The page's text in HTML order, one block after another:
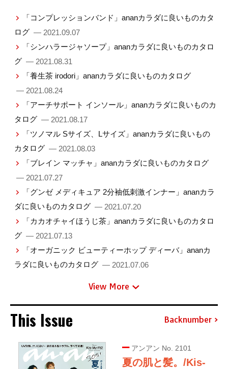
「コンプレッションバンド」ananカラダに良いものカタ
ログ — 2021.09.07
「シンハラージャソープ」ananカラダに良いものカタロ
グ — 2021.08.31
「養生茶 irodori」ananカラダに良いものカタログ
— 2021.08.24
「アーチサポート インソール」ananカラダに良いものカ
タログ — 2021.08.17
「ツノマル Sサイズ、Lサイズ」ananカラダに良いもの
カタログ — 2021.08.03
「ブレイン マッチャ」ananカラダに良いものカタログ
— 2021.07.27
「グンゼ メディキュア 2分袖低刺激インナー」ananカラ
ダに良いものカタログ — 2021.07.20
「カカオチャイほうじ茶」ananカラダに良いものカタロ
グ — 2021.07.13
「オーガニック ビューティーホップ ディーバ」ananカ
ラダに良いものカタログ — 2021.07.06
View More
This Issue Backnumber
アンアン No. 2101
夏の肌と髪。/Kis-